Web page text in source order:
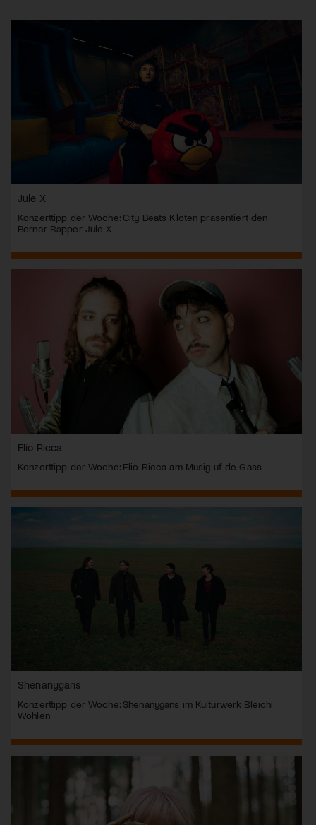
Jule X
Konzerttipp der Woche: City Beats Kloten präsentiert den
Berner Rapper Jule X
Elio Ricca
Konzerttipp der Woche: Elio Ricca am Musig uf de Gass
Shenanygans
Konzerttipp der Woche: Shenanygans im Kulturwerk Bleichi
Wohlen